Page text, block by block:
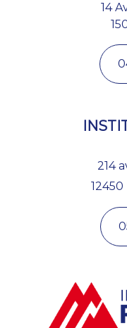
14
214